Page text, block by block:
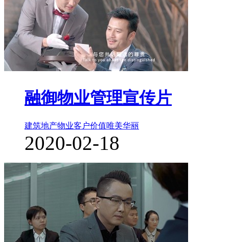
融御物业管理宣传片
建筑地产物业客户价值唯美华丽
2020-02-18